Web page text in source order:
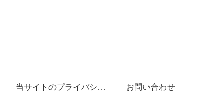
当サイトのプライバシーポリシーについて お問い合わせ